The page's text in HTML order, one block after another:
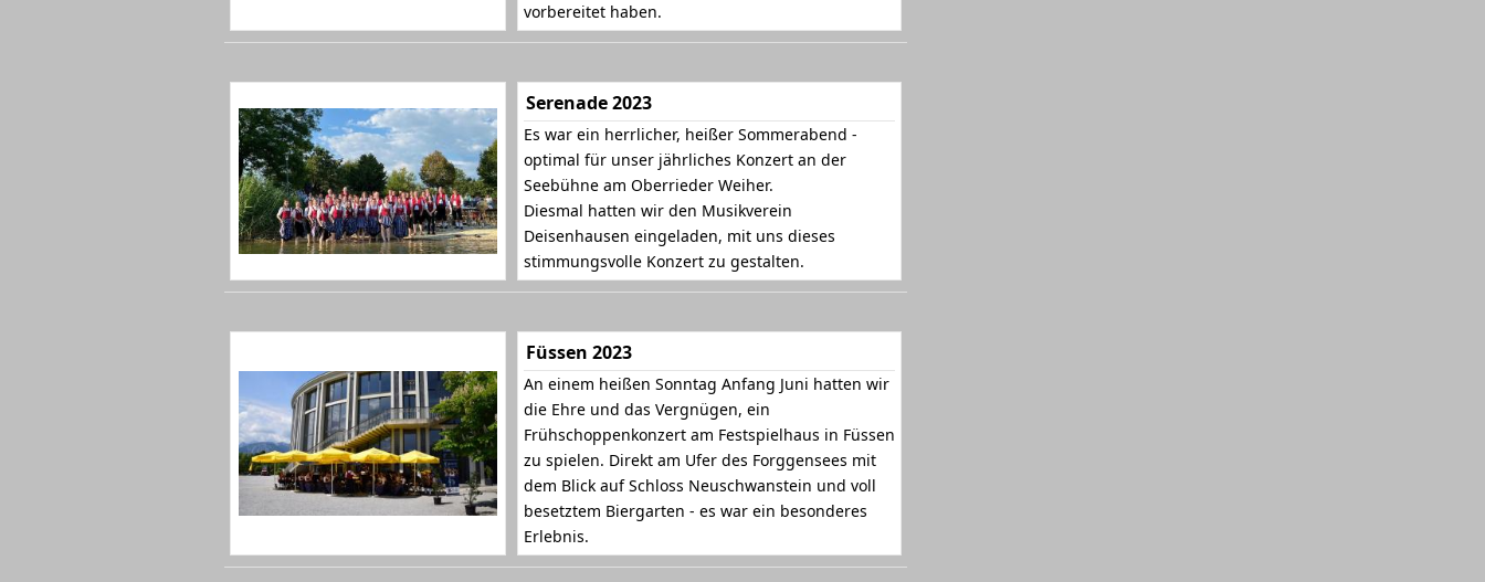
vorbereitet haben.
Serenade 2023
Es war ein herrlicher, heißer Sommerabend -
optimal für unser jährliches Konzert an der
Seebühne am Oberrieder Weiher.
Diesmal hatten wir den Musikverein
Deisenhausen eingeladen, mit uns dieses
stimmungsvolle Konzert zu gestalten.
Füssen 2023
An einem heißen Sonntag Anfang Juni hatten wir
die Ehre und das Vergnügen, ein
Frühschoppenkonzert am Festspielhaus in Füssen
zu spielen. Direkt am Ufer des Forggensees mit
dem Blick auf Schloss Neuschwanstein und voll
besetztem Biergarten - es war ein besonderes
Erlebnis.